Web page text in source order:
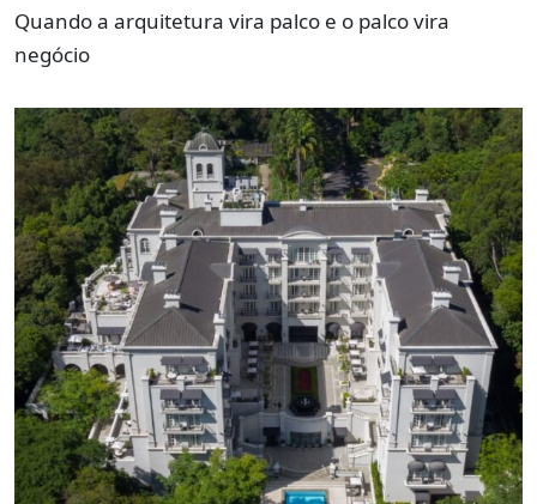
Quando a arquitetura vira palco e o palco vira
negócio